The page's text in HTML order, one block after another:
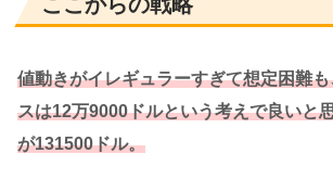
ここからの戦略
値動きがイレギュラーすぎて想定困難
スは12万9000ドルという考えで良いと
が131500ドル。